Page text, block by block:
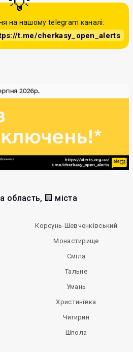
на нашому telegram каналі:
t.me/cherkasy_open_alerts
область, 🏢 міста
Корсунь-Шевченківський
Монастирище
Сміла
Тальне
Умань
Христинівка
Чигирин
Шпола